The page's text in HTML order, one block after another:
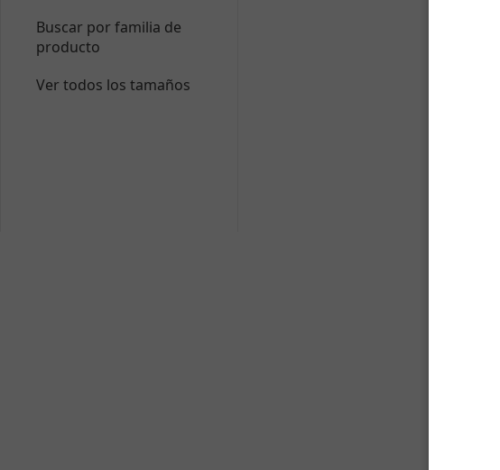
Buscar por familia de
producto
Ver todos los tamaños